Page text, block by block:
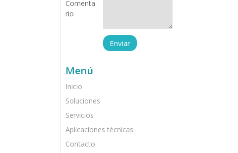
Comenta
rio
Menú
Inicio
Soluciones
Servicios
Aplicaciones técnicas
Contacto